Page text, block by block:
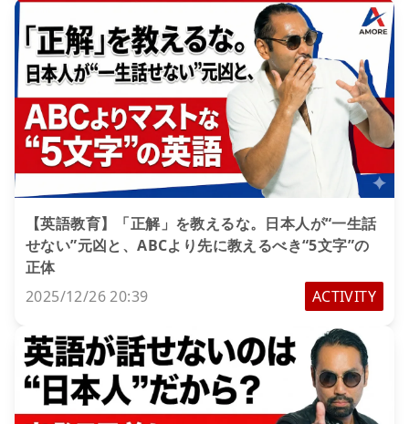
【英語教育】「正解」を教えるな。日本人が“一生話
せない”元凶と、ABCより先に教えるべき“5文字”の
正体
2025/12/26 20:39
ACTIVITY